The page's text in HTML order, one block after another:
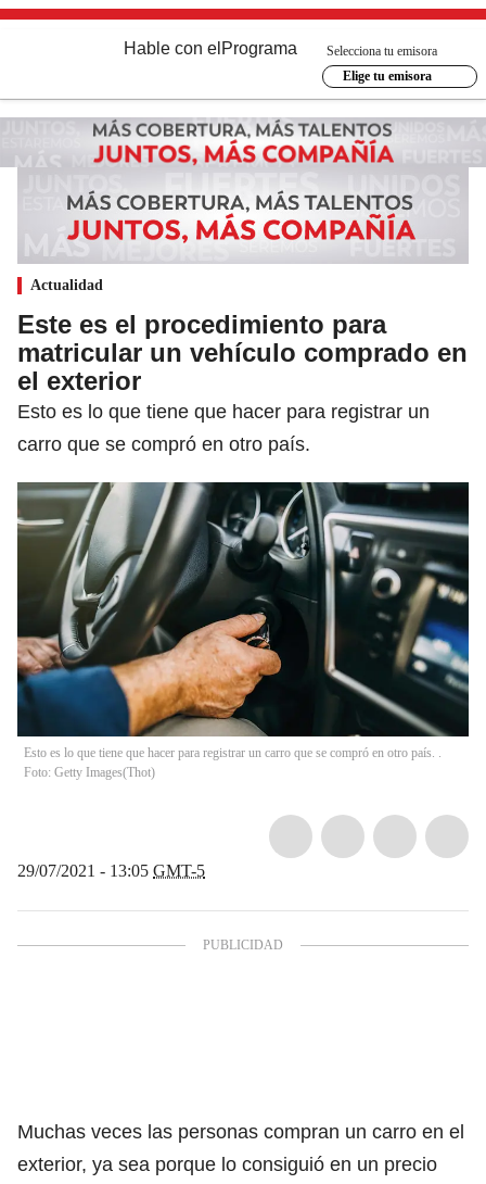
Hable con el Programa
Selecciona tu emisora
Elige tu emisora
Actualidad
Este es el procedimiento para
matricular un vehículo comprado en
el exterior
Esto es lo que tiene que hacer para registrar un
carro que se compró en otro país.
Esto es lo que tiene que hacer para registrar un carro que se compró en otro país. .
Foto: Getty Images(Thot)
29/07/2021 - 13:05 GMT-5
Muchas veces las personas compran un carro en el
exterior, ya sea porque lo consiguió en un precio